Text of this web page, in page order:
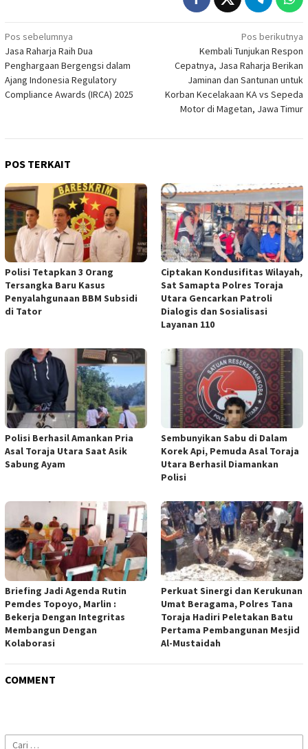
Navigasi
pos
Pos sebelumnya
Jasa Raharja Raih Dua
Penghargaan Bergengsi dalam
Ajang Indonesia Regulatory
Compliance Awards (IRCA) 2025
Pos berikutnya
Kembali Tunjukan Respon
Cepatnya, Jasa Raharja Berikan
Jaminan dan Santunan untuk
Korban Kecelakaan KA vs Sepeda
Motor di Magetan, Jawa Timur
POS TERKAIT
Polisi Tetapkan 3 Orang
Tersangka Baru Kasus
Penyalahgunaan BBM Subsidi
di Tator
Ciptakan Kondusifitas Wilayah,
Sat Samapta Polres Toraja
Utara Gencarkan Patroli
Dialogis dan Sosialisasi
Layanan 110
Polisi Berhasil Amankan Pria
Asal Toraja Utara Saat Asik
Sabung Ayam
Sembunyikan Sabu di Dalam
Korek Api, Pemuda Asal Toraja
Utara Berhasil Diamankan
Polisi
Briefing Jadi Agenda Rutin
Pemdes Topoyo, Marlin :
Bekerja Dengan Integritas
Membangun Dengan
Kolaborasi
Perkuat Sinergi dan Kerukunan
Umat Beragama, Polres Tana
Toraja Hadiri Peletakan Batu
Pertama Pembangunan Mesjid
Al-Mustaidah
COMMENT
Cari